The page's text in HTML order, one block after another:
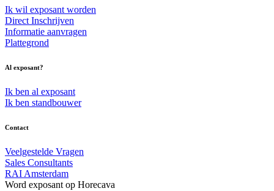
Ik wil exposant worden
Direct Inschrijven
Informatie aanvragen
Plattegrond
Al exposant?
Ik ben al exposant
Ik ben standbouwer
Contact
Veelgestelde Vragen
Sales Consultants
RAI Amsterdam
Word exposant op Horecava